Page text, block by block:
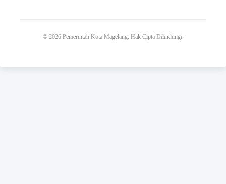
© 2026 Pemerintah Kota Magelang. Hak Cipta Dilindungi.